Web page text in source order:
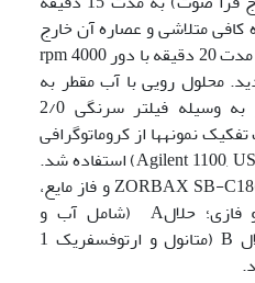
کافی متلاشی و عصاره آن خارج
گردد، سپس محلول حاصل به مدت 20 دقیقه با دور rpm 4000
محلول رویی با آب مقطر به
حجم 20 میلی­لیتر رسانده و به وسیله فیلتر سرنگی 2/0
نمونه­ها از کروماتوگرافی
مایع با کارآیی بالا (HPLC) (Agilent 1100, USA) استفاده شد.
فاز جامد شامل ستون ZORBAX SB-C18(5 µm) و فاز مایع،
شامل یک سیستم حلال دو فازی؛ حلالA (شامل آب و
ارتوفسفریک 1 درصد) و حلال B (متانول و ارتوفسفریک 1